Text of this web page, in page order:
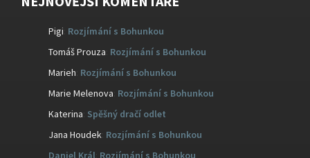
Pigi Rozjímání s Bohunkou
Tomáš Prouza Rozjímání s Bohunkou
Marieh Rozjímání s Bohunkou
Marie Melenova Rozjímání s Bohunkou
Katerina Spěšný dračí odlet
Jana Houdek Rozjímání s Bohunkou
Daniel Král Rozjímání s Bohunkou